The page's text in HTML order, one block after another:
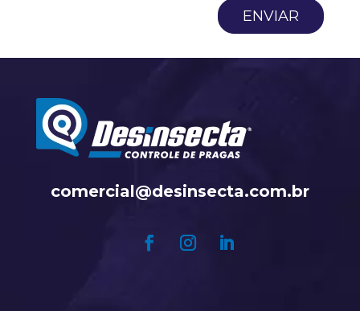
comercial@desinsecta.com.br